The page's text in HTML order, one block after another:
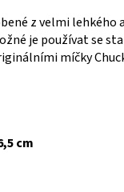
z velmi lehkého
je používat se
míčky
cm